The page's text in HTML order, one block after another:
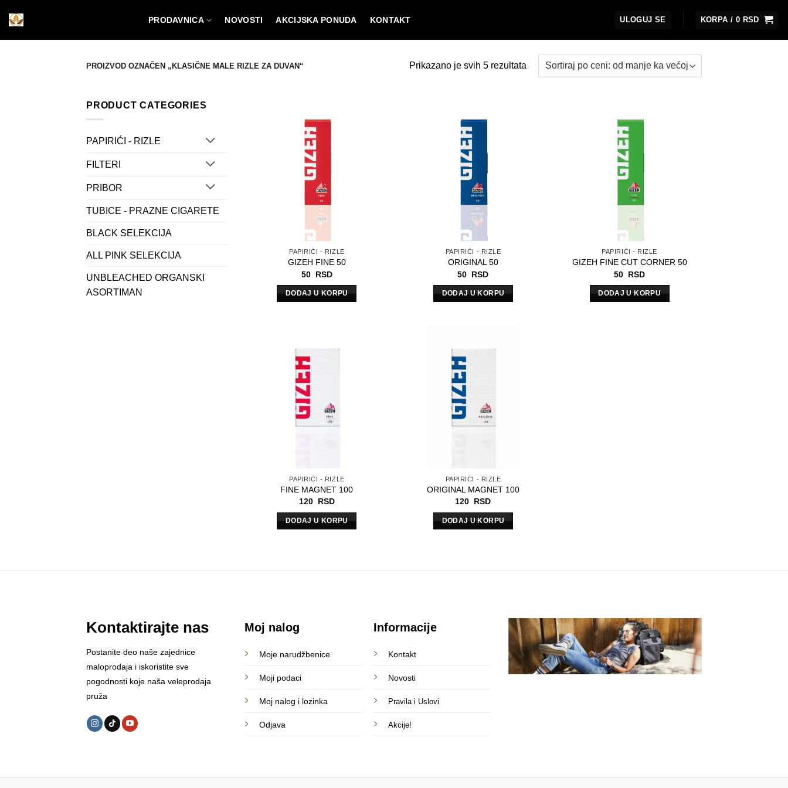
na
PRODAVNICA NOVOSTI AKCIJSKA PONUDA KONTAKT ULOGUJ SE KORPA / 0 RSD
PROIZVOD OZNAČEN „KLASIČNE MALE RIZLE ZA DUVAN“ Prikazano je svih 5 rezultataSortirano
PRODUCT CATEGORIES
PAPIRIĆI - RIZLE
FILTERI
PRIBOR
TUBICE - PRAZNE CIGARETE
BLACK SELEKCIJA
ALL PINK SELEKCIJA
UNBLEACHED ORGANSKI
ASORTIMAN
PAPIRIĆI - RIZLE
GIZEH FINE 50
50 RSD
DODAJ U KORPU
PAPIRIĆI - RIZLE
ORIGINAL 50
50 RSD
DODAJ U KORPU
PAPIRIĆI - RIZLE
GIZEH FINE CUT CORNER 50
50 RSD
DODAJ U KORPU
PAPIRIĆI - RIZLE
FINE MAGNET 100
120 RSD
DODAJ U KORPU
PAPIRIĆI - RIZLE
ORIGINAL MAGNET 100
120 RSD
DODAJ U KORPU
Kontaktirajte nas
Postanite deo naše zajednice
maloprodaja i iskoristite sve
pogodnosti koje naša veleprodaja
pruža
Moj nalog
Moje narudžbenice
Moji podaci
Moj nalog i lozinka
Odjava
Informacije
Kontakt
Novosti
Pravila i Uslovi
Akcije!